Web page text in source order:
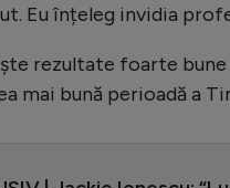
Eu înțeleg invidia
rezultate foarte bune
mai bună perioadă a